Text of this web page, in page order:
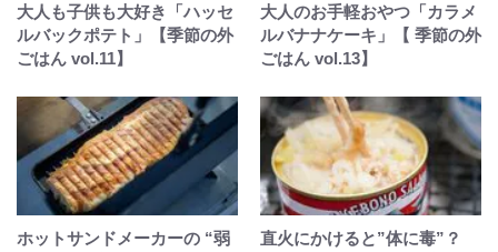
大人も子供も大好き「ハッセ
ルバックポテト」【季節の外
ごはん vol.11】
大人のお手軽おやつ「カラメ
ルバナナケーキ」【 季節の外
ごはん vol.13】
ホットサンドメーカーの “弱
直火にかけると”体に毒”？